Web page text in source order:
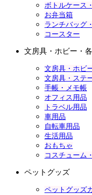
ボトルケース
お弁当箱
ランチバッグ
コースター
文房具・ホビー・
文房具・ホビ
文房具・ステ
手帳・メモ帳
オフィス用品
トラベル用品
車用品
自転車用品
生活用品
おもちゃ
コスチューム
ペットグッズ
ペットグッズ